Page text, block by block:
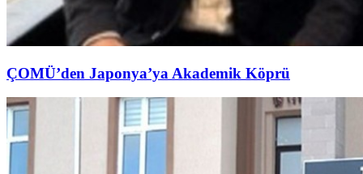
ÇOMÜ’den Japonya’ya Akademik Köprü